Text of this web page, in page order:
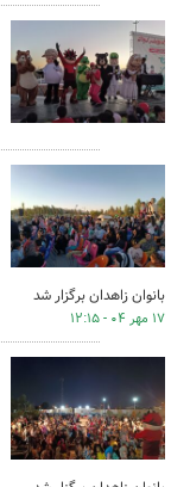
بانوان زاهدان برگزار شد
۱۷ مهر ۰۴ - ۱۲:۱۵